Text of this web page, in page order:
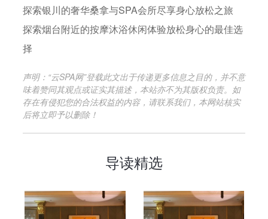
探索银川的奢华桑拿与SPA会所尽享身心放松之旅
探索烟台附近的按摩沐浴休闲体验放松身心的最佳选
择
声明：“云SPA网”登载此文出于传递更多信息之目的，并不意
味着赞同其观点或证实其描述，本站亦不为其版权负责。如
存在有侵犯您的合法权益的内容，请联系我们，本网站核实
后将立即予以删除！
导读精选